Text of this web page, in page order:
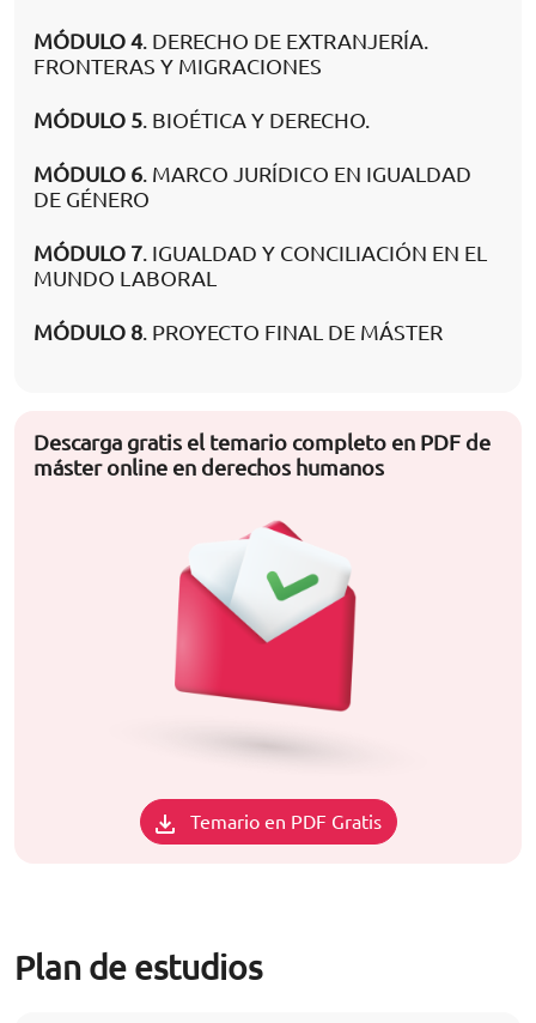
MÓDULO 4. DERECHO DE EXTRANJERÍA.
FRONTERAS Y MIGRACIONES
MÓDULO 5. BIOÉTICA Y DERECHO.
MÓDULO 6. MARCO JURÍDICO EN IGUALDAD
DE GÉNERO
MÓDULO 7. IGUALDAD Y CONCILIACIÓN EN EL
MUNDO LABORAL
MÓDULO 8. PROYECTO FINAL DE MÁSTER
Descarga gratis el temario completo en PDF de
máster online en derechos humanos
Temario en PDF Gratis
Plan de estudios